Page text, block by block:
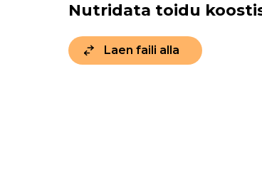
Nutridata toidu
Laen faili alla